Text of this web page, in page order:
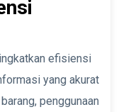
efisiensi
yang akurat
penggunaan